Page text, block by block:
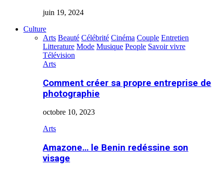
juin 19, 2024
Culture
Arts Beauté Célébrité Cinéma Couple Entretien
Litterature Mode Musique People Savoir vivre
Télévision
Arts
Comment créer sa propre entreprise de
photographie
octobre 10, 2023
Arts
Amazone… le Benin redéssine son
visage